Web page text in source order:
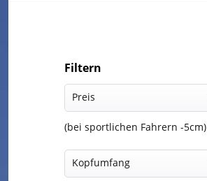
Filtern
Preis
(bei sportlichen Fahrern -5cm)
Kopfumfang